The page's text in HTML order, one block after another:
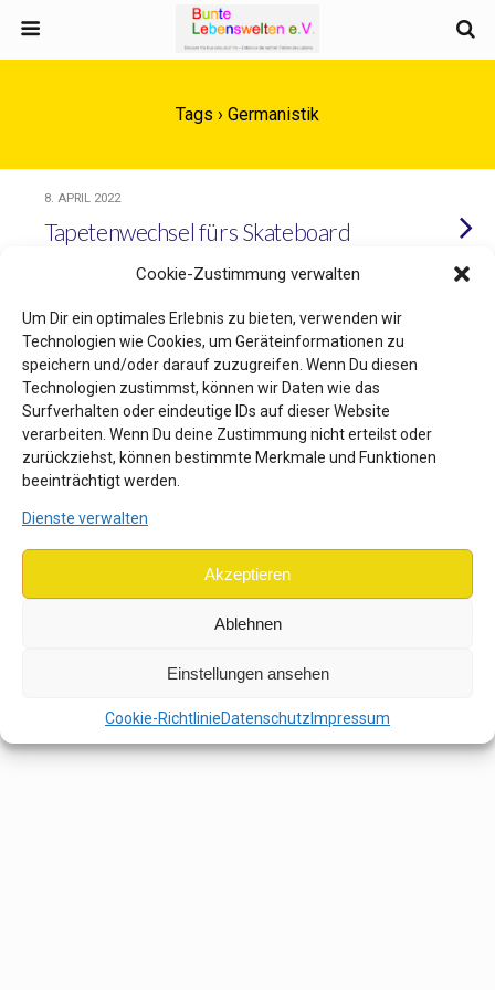
Cookie-Zustimmung verwalten
Um Dir ein optimales Erlebnis zu bieten, verwenden wir
Technologien wie Cookies, um Geräteinformationen zu
speichern und/oder darauf zuzugreifen. Wenn Du diesen
Technologien zustimmst, können wir Daten wie das
Surfverhalten oder eindeutige IDs auf dieser Website
verarbeiten. Wenn Du deine Zustimmung nicht erteilst oder
zurückziehst, können bestimmte Merkmale und Funktionen
beeinträchtigt werden.
Dienste verwalten
Akzeptieren
Ablehnen
Einstellungen ansehen
Cookie-RichtlinieDatenschutz Impressum
Tags › Germanistik
8. APRIL 2022
Tapetenwechsel fürs Skateboard
Zum Seitenanfang
Mobil Desktop